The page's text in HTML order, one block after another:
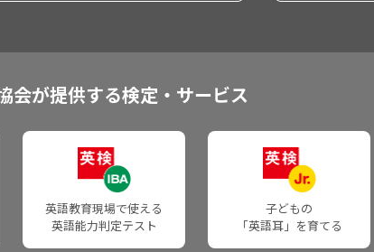
票・合否通知のお届け
向け成績提供システム
に関するご案内
証明書
の過去問・試験内容
過去問・試験内容
プラスの過去問・試験内容
の過去問・試験内容
の過去問・試験内容
の過去問・試験内容
の過去問・試験内容
申込について
のご注文・資料のダウンロード
資材のご注文
団体で申し込ん
よくあるご質
WEBお問い
会が提供する検定・サービス
英語教育現場で使える
英語能力判定テスト
子どもの
「英語耳」を育てる